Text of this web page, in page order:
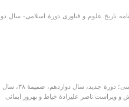
ویراست ناصر علیزادۀ خیاط و بهروز ایمانی